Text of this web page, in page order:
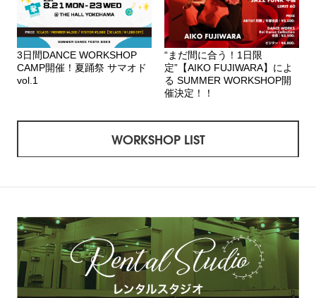
3日間DANCE WORKSHOP
CAMP開催！夏踊祭 サマオド
vol.1
“まだ間に合う！1日限
定”【AIKO FUJIWARA】によ
る SUMMER WORKSHOP開
催決定！！
WORKSHOP LIST